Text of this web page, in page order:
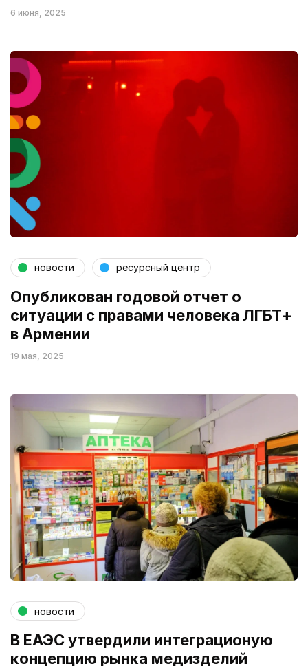
6 июня, 2025
новости ресурсный центр
Опубликован годовой отчет о
ситуации с правами человека ЛГБТ+
в Армении
19 мая, 2025
новости
В ЕАЭС утвердили интеграционую
концепцию рынка медизделий